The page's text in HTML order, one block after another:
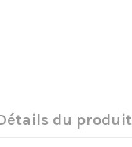
du produit